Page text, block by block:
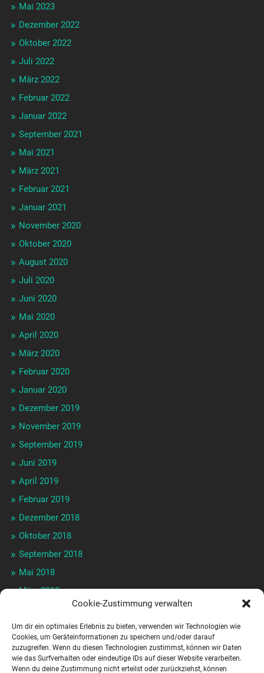
Cookie-Zustimmung verwalten
Um dir ein optimales Erlebnis zu bieten, verwenden wir Technologien wie
Cookies, um Geräteinformationen zu speichern und/oder darauf
zuzugreifen. Wenn du diesen Technologien zustimmst, können wir Daten
wie das Surfverhalten oder eindeutige IDs auf dieser Website verarbeiten.
Wenn du deine Zustimmung nicht erteilst oder zurückziehst, können
Mai 2023
Dezember 2022
Oktober 2022
Juli 2022
März 2022
Februar 2022
Januar 2022
September 2021
Mai 2021
März 2021
Februar 2021
Januar 2021
November 2020
Oktober 2020
August 2020
Juli 2020
Juni 2020
Mai 2020
April 2020
März 2020
Februar 2020
Januar 2020
Dezember 2019
November 2019
September 2019
Juni 2019
April 2019
Februar 2019
Dezember 2018
Oktober 2018
September 2018
Mai 2018
März 2018
Dezember 2017
November 2017
September 2017